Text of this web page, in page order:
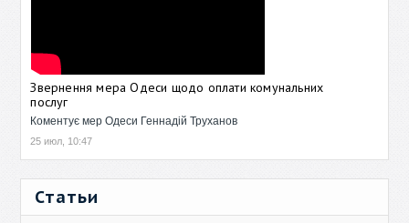
Звернення мера Одеси щодо оплати комунальних
послуг
Коментує мер Одеси Геннадій Труханов
25 июл, 10:47
Статьи